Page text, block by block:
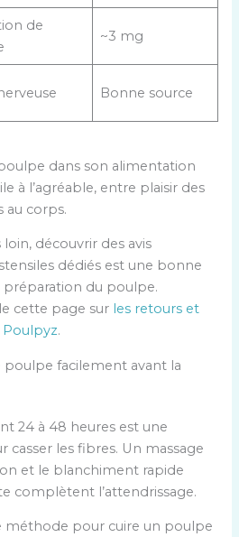
de
~3 mg
Bonne source
dans son alimentation
à l’agréable, entre plaisir des
au corps.
découvrir des avis
dédiés est une bonne
du poulpe.
cette page sur les retours et
Poulpyz.
facilement avant la
24 à 48 heures est une
casser les fibres. Un massage
et le blanchiment rapide
complètent l’attendrissage.
méthode pour cuire un poulpe